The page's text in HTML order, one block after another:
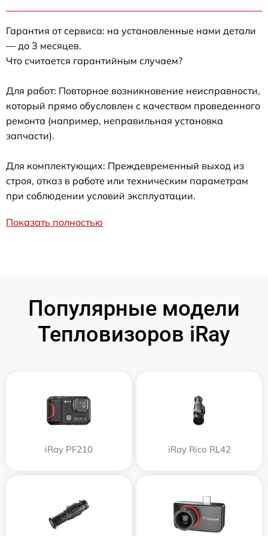
Гарантия от сервиса: на установленные нами детали
— до 3 месяцев.
Что считается гарантийным случаем?
Для работ: Повторное возникновение неисправности,
который прямо обусловлен с качеством проведенного
ремонта (например, неправильная установка
запчасти).
Для комплектующих: Преждевременный выход из
строя, отказ в работе или техническим параметрам
при соблюдении условий эксплуатации.
Показать полностью
Популярные модели
Тепловизоров iRay
iRay PF210 iRay Rico RL42